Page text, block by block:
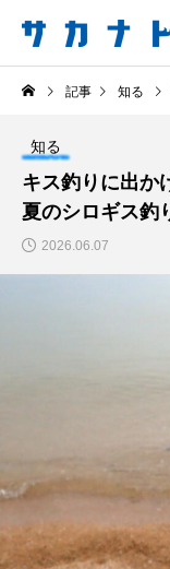
サカナをもっと好きになる
知る 食べる 楽
注目記事 サ
食べる
＜ツバメウオ＞は意外
と美味しい！ “でかい
鰭”が特徴的な魚を実
2026.08.05
記事 知る
知る
キス釣りに出か
夏のシロギス釣
2026.06.07